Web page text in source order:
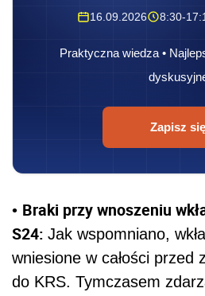
16.09.2026 8:30-
Praktyczna wiedza •
Zapisz się
• Braki przy wnoszeniu
S24: Jak wspomniano,
wniesione w całości przed
do KRS. Tymczasem